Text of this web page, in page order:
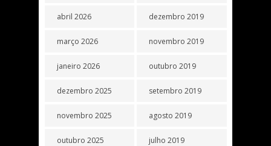
abril 2026
março 2026
janeiro 2026
dezembro 2025
novembro 2025
outubro 2025
dezembro 2019
novembro 2019
outubro 2019
setembro 2019
agosto 2019
julho 2019